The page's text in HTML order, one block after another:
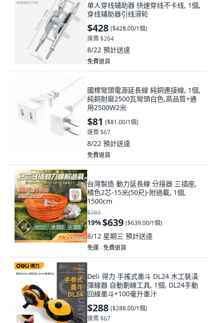
单人穿线辅助器 快速穿线不卡线, 1個,
穿线辅助器引线滑轮
$428 ($428.00/1個)
運費 $264
8/22 預計送達
免費退貨
國標彎頭電源延長線 純銅連接線, 1個,
純銅耐磨2500瓦彎頭白色,高品質+通
用2500W2米
$81 ($81.00/1個)
運費 $67
8/22 預計送達
免費退貨
台灣製造 動力延長線 分接器 三插座,
橘色2芯-15米(50尺)-附過載, 1個,
1500cm
$789
19%$639 ($639.00/1個)
8/12 星期三 預計送達
免運 ∙ 免費退貨
Deli 得力 手搖式墨斗 DL24 木工裝潢
彈線器 自動劃線工具, 1個, DL24手動
回線墨斗+100毫升墨汁
$288 ($288.00/1個)
運費 $67